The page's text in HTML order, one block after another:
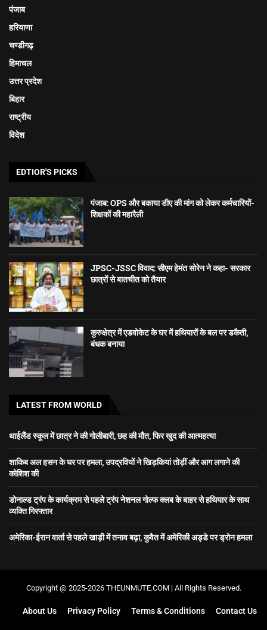
पंजाब
हरियाणा
चण्डीगढ़
हिमाचल
उत्तर प्रदेश
बिहार
राष्ट्रीय
विदेश
EDTIOR'S PICKS
पंजाब: OPS और बकाया डीए की मांग को लेकर कर्मचारियों-
शिक्षकों की महारैली
JPSC-JSSC विवाद: सीएम हेमंत सोरेन ने कहा- सरकार
छात्रों से बातचीत को तैयार
कुरुक्षेत्र में एडवोकेट के घर में हथियारों के बल पर डकैती,
बंधक बनाया
LATEST FROM WORLD
थाईलैंड स्कूल में छात्र ने की गोलीबारी, छह की मौत, फिर खुद की आत्महत्या
शाकिब अल हसन के घर पर हमला, उपद्रवियों ने खिड़कियां तोड़ीं और आग लगाने की
कोशिश की
डोनाल्ड ट्रंप के कार्यक्रम से पहले ट्रंप नेशनल गोल्फ क्लब के बाहर से हथियार के साथ
व्यक्ति गिरफ्तार
अमेरिका-ईरान वार्ता से पहले खाड़ी में तनाव बढ़ा, कुवैत में अमेरिकी अड्डे पर ड्रोन हमला
Copyright @ 2025-2026 THEUNMUTE.COM | All Rights Reserved.
About Us Privacy Policy Terms & Conditions Contact Us